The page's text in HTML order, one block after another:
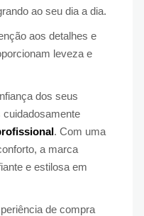
ao seu dia a dia.
aos detalhes e
leveza e
dos seus
cuidadosamente
. Com uma
a marca
e estilosa em
de compra